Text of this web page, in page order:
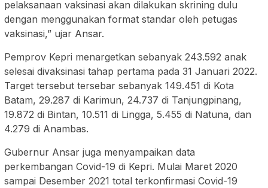
pelaksanaan vaksinasi akan dilakukan skrining dulu
dengan menggunakan format standar oleh petugas
vaksinasi,” ujar Ansar.
Pemprov Kepri menargetkan sebanyak 243.592 anak
selesai divaksinasi tahap pertama pada 31 Januari 2022.
Target tersebut tersebar sebanyak 149.451 di Kota
Batam, 29.287 di Karimun, 24.737 di Tanjungpinang,
19.872 di Bintan, 10.511 di Lingga, 5.455 di Natuna, dan
4.279 di Anambas.
Gubernur Ansar juga menyampaikan data
perkembangan Covid-19 di Kepri. Mulai Maret 2020
sampai Desember 2021 total terkonfirmasi Covid-19